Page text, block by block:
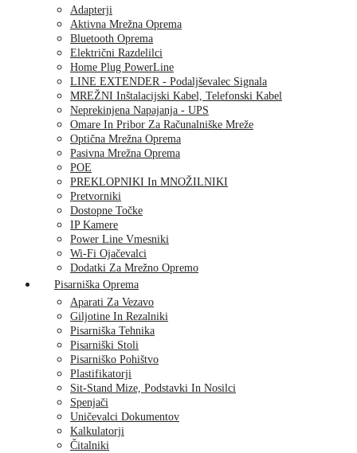
Adapterji
Aktivna Mrežna Oprema
Bluetooth Oprema
Električni Razdelilci
Home Plug PowerLine
LINE EXTENDER - Podaljševalec Signala
MREŽNI Inštalacijski Kabel, Telefonski Kabel
Neprekinjena Napajanja - UPS
Omare In Pribor Za Računalniške Mreže
Optična Mrežna Oprema
Pasivna Mrežna Oprema
POE
PREKLOPNIKI In MNOŽILNIKI
Pretvorniki
Dostopne Točke
IP Kamere
Power Line Vmesniki
Wi-Fi Ojačevalci
Dodatki Za Mrežno Opremo
Pisarniška Oprema
Aparati Za Vezavo
Giljotine In Rezalniki
Pisarniška Tehnika
Pisarniški Stoli
Pisarniško Pohištvo
Plastifikatorji
Sit-Stand Mize, Podstavki In Nosilci
Spenjači
Uničevalci Dokumentov
Kalkulatorji
Čitalniki